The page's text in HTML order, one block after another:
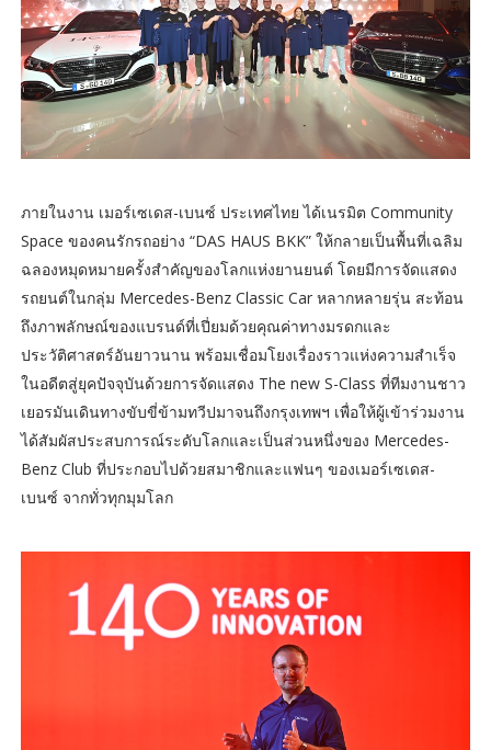
ภายในงาน เมอร์เซเดส-เบนซ์ ประเทศไทย ได้เนรมิต Community
Space ของคนรักรถอย่าง “DAS HAUS BKK” ให้กลายเป็นพื้นที่เฉลิม
ฉลองหมุดหมายครั้งสำคัญของโลกแห่งยานยนต์ โดยมีการจัดแสดง
รถยนต์ในกลุ่ม Mercedes-Benz Classic Car หลากหลายรุ่น สะท้อน
ถึงภาพลักษณ์ของแบรนด์ที่เปี่ยมด้วยคุณค่าทางมรดกและ
ประวัติศาสตร์อันยาวนาน พร้อมเชื่อมโยงเรื่องราวแห่งความสำเร็จ
ในอดีตสู่ยุคปัจจุบันด้วยการจัดแสดง The new S-Class ที่ทีมงานชาว
เยอรมันเดินทางขับขี่ข้ามทวีปมาจนถึงกรุงเทพฯ เพื่อให้ผู้เข้าร่วมงาน
ได้สัมผัสประสบการณ์ระดับโลกและเป็นส่วนหนึ่งของ Mercedes-
Benz Club ที่ประกอบไปด้วยสมาชิกและแฟนๆ ของเมอร์เซเดส-
เบนซ์ จากทั่วทุกมุมโลก